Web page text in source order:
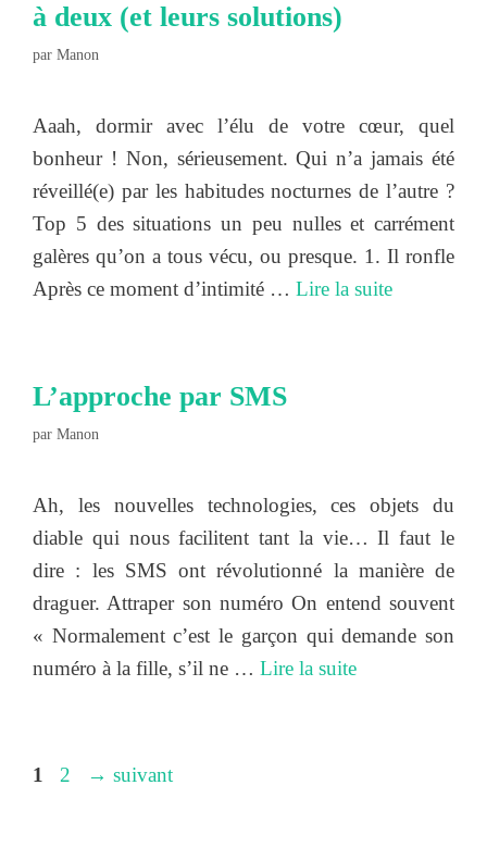
à deux (et leurs solutions)
par Manon
Aaah, dormir avec l’élu de votre cœur, quel
bonheur ! Non, sérieusement. Qui n’a jamais été
réveillé(e) par les habitudes nocturnes de l’autre ?
Top 5 des situations un peu nulles et carrément
galères qu’on a tous vécu, ou presque. 1. Il ronfle
Après ce moment d’intimité … Lire la suite
L’approche par SMS
par Manon
Ah, les nouvelles technologies, ces objets du
diable qui nous facilitent tant la vie… Il faut le
dire : les SMS ont révolutionné la manière de
draguer. Attraper son numéro On entend souvent
« Normalement c’est le garçon qui demande son
numéro à la fille, s’il ne … Lire la suite
Page
1 Page
2 → suivant